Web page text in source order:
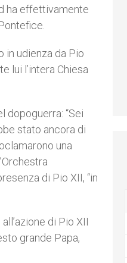
ha effettivamente
in udienza da Pio
lui l’intera Chiesa
dopoguerra: “Sei
stato ancora di
una
di Pio XII, “in
di Pio XII
grande Papa,